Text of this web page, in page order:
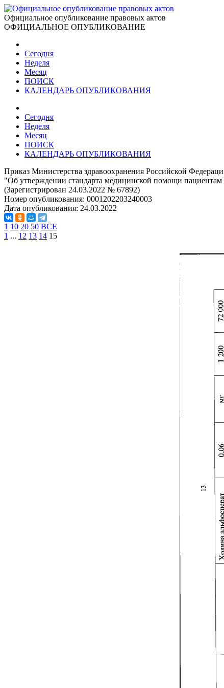
Официальное опубликование правовых актов
ОФИЦИАЛЬНОЕ ОПУБЛИКОВАНИЕ
Сегодня
Неделя
Месяц
ПОИСК
КАЛЕНДАРЬ ОПУБЛИКОВАНИЯ
Сегодня
Неделя
Месяц
ПОИСК
КАЛЕНДАРЬ ОПУБЛИКОВАНИЯ
Приказ Министерства здравоохранения Российской
"Об утверждении стандарта медицинской помощи пациентам
(Зарегистрирован 24.03.2022 № 67892)
Номер опубликования: 0001202203240003
Дата опубликования: 24.03.2022
1 10 20 50 ВСЕ
1 ... 12 13 14 15